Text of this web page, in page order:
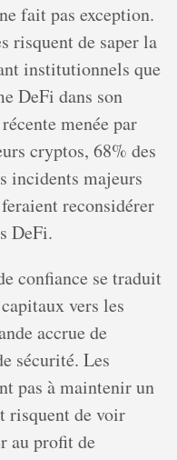
fait pas exception.
risquent de saper la
institutionnels que
DeFi dans son
menée par
cryptos, 68% des
incidents majeurs
reconsidérer
DeFi.
confiance se traduit
vers les
accrue de
sécurité. Les
pas à maintenir un
risquent de voir
au profit de